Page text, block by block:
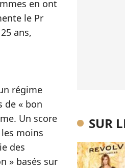
en ont
le Pr
ans,
régime
de « bon
Un score
moins
des
» basés sur
SUR